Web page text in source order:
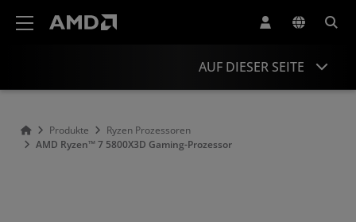
AUF DIESER SEITE
Technische Daten
Produkte
Ryzen Prozessoren
AMD Ryzen™ 7 5800X3D Gaming-Prozessor